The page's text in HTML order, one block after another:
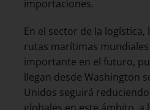
importaciones.
En el sector de la
rutas marítimas
importante en el futuro,
llegan desde Washington
Unidos seguirá